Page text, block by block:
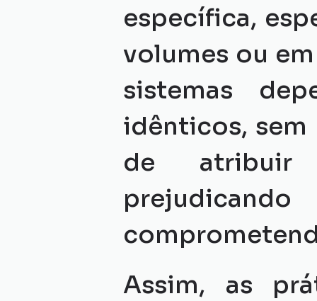
específica,
volumes ou
sistemas
idênticos,
de atribuir
Assim, as